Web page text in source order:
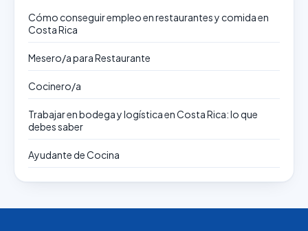
Cómo conseguir empleo en restaurantes y comida en
Costa Rica
Mesero/a para Restaurante
Cocinero/a
Trabajar en bodega y logística en Costa Rica: lo que
debes saber
Ayudante de Cocina